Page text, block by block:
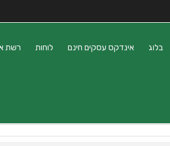
בלוג אינדקס עסקים חינם לוחות רשת